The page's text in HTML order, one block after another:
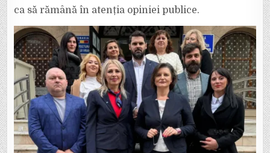
ca să rămână în atenția opiniei publice.